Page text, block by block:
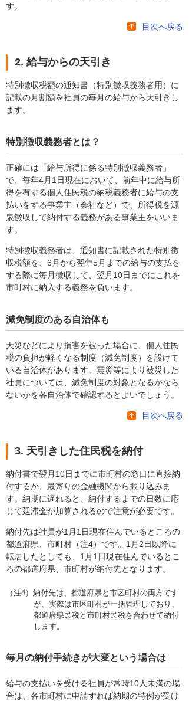
す。
目次へ戻る
2. 給与からの天引き
特別徴収税額の通知書（特別徴収義務者用）に
記載の月割額を社員の毎月の給与から天引きし
ます。
特別徴収義務者とは？
正確には「給与所得に係る特別徴収義務者」
で、毎年4月1日現在において、前年中に給与所
得を有する個人住民税の納税義務者に給与の支
払いをする事業主（会社など）で、所得税を源
泉徴収して納付する義務がある事業主をいいま
す。
特別徴収義務者は、通知書に記載された特別徴
収税額を、6月から翌年5月までの給与の支払を
する際に毎月徴収して、翌月10日までにこれを
市町村に納入する義務を負います。
減免制度のある自治体も
天災などにより損害を被った場合に、個人住民
税の負担が軽くなる制度（減免制度）を設けて
いる自治体があります。震災等により被災した
社員については、減免制度の対象となるかなら
ないかを各自治体で確認するとよいでしょう。
目次へ戻る
3. 天引きした住民税を納付
納付書で翌月10日までに市町村の窓口に直接納
付するか、最寄りの金融機関から振り込みま
す。納期に遅れると、納付するまでの日数に応
じて延滞金が加算されるので注意が必要です。
納付先は社員が1月1日現在住んでいるところの
都道府県、市町村（注4）です。1月2日以降に
転居したとしても、1月1日現在住んでいるとこ
ろの都道府県、市町村が納付先となります。
（注4）納付先は、都道府県と市区町村の両方です
が、実際は市区町村が一括管理しており、
都道府県民税と市町村民税を合わせて納付
します。
毎月の納付手続きが大変という場合は
給与の支払いを受ける社員が常時10人未満の場
合は、各市町村に申請すれば納期の特例が受け